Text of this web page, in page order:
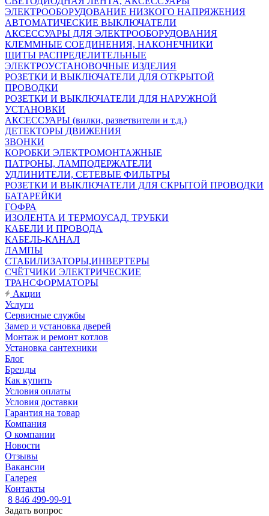
ЭЛЕКТРООБОРУДОВАНИЕ НИЗКОГО НАПРЯЖЕНИЯ
АВТОМАТИЧЕСКИЕ ВЫКЛЮЧАТЕЛИ
АКСЕССУАРЫ ДЛЯ ЭЛЕКТРООБОРУДОВАНИЯ
КЛЕММНЫЕ СОЕДИНЕНИЯ, НАКОНЕЧНИКИ
ЩИТЫ РАСПРЕДЕЛИТЕЛЬНЫЕ
ЭЛЕКТРОУСТАНОВОЧНЫЕ ИЗДЕЛИЯ
РОЗЕТКИ И ВЫКЛЮЧАТЕЛИ ДЛЯ ОТКРЫТОЙ
ПРОВОДКИ
РОЗЕТКИ И ВЫКЛЮЧАТЕЛИ ДЛЯ НАРУЖНОЙ
УСТАНОВКИ
АКСЕССУАРЫ (вилки, разветвители и т.д.)
ДЕТЕКТОРЫ ДВИЖЕНИЯ
ЗВОНКИ
КОРОБКИ ЭЛЕКТРОМОНТАЖНЫЕ
ПАТРОНЫ, ЛАМПОДЕРЖАТЕЛИ
УДЛИНИТЕЛИ, СЕТЕВЫЕ ФИЛЬТРЫ
РОЗЕТКИ И ВЫКЛЮЧАТЕЛИ ДЛЯ СКРЫТОЙ ПРОВОДКИ
БАТАРЕЙКИ
ГОФРА
ИЗОЛЕНТА И ТЕРМОУСАД. ТРУБКИ
КАБЕЛИ И ПРОВОДА
КАБЕЛЬ-КАНАЛ
ЛАМПЫ
СТАБИЛИЗАТОРЫ,ИНВЕРТЕРЫ
СЧЁТЧИКИ ЭЛЕКТРИЧЕСКИЕ
ТРАНСФОРМАТОРЫ
Акции
Услуги
Сервисные службы
Замер и установка дверей
Монтаж и ремонт котлов
Установка сантехники
Блог
Бренды
Как купить
Условия оплаты
Условия доставки
Гарантия на товар
Компания
О компании
Новости
Отзывы
Вакансии
Галерея
Контакты
8 846 499-99-91
Задать вопрос